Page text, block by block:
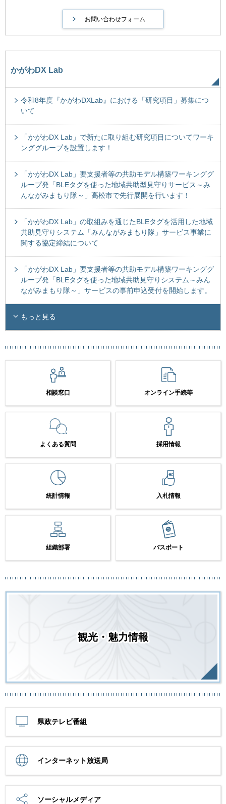
かがわDX Lab
令和8年度『かがわDXLab』における「研究項目」募集につ
いて
「かがわDX Lab」で新たに取り組む研究項目についてワーキ
ンググループを設置します！
「かがわDX Lab」要支援者等の共助モデル構築ワーキンググ
ループ発「BLEタグを使った地域共助型見守りサービス～み
んながみまもり隊～」高松市で先行展開を行います！
「かがわDX Lab」の取組みを通じたBLEタグを活用した地域
共助見守りシステム「みんながみまもり隊」サービス事業に
関する協定締結について
「かがわDX Lab」要支援者等の共助モデル構築ワーキンググ
ループ発「BLEタグを使った地域共助見守りシステム～みん
ながみまもり隊～」サービスの事前申込受付を開始します。
もっと見る
相談窓口 オンライン手続等
よくある質問 採用情報
統計情報 入札情報
組織部署 パスポート
観光・魅力情報
県政テレビ番組
インターネット放送局
ソーシャルメディア